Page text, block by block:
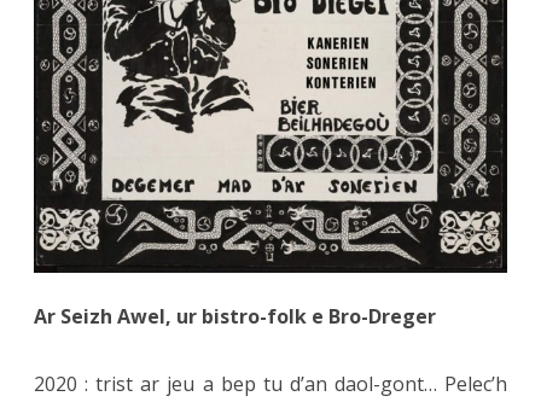
du
14
Ar Seizh Awel, ur bistro-folk e Bro-Dreger
2020 : trist ar jeu a bep tu d’an daol-gont… Pelec’h